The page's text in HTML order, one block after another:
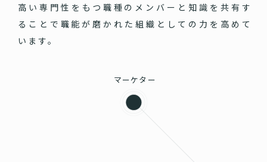
マーケター
高い専門性をもつ職種のメンバーと知識を共有す
ることで職能が磨かれた組織としての力を高めて
います。